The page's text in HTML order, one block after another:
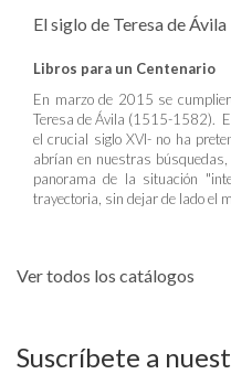
El siglo de Teresa de Ávila
Libros para un Centenario
En marzo de 2015 se
Teresa de Ávila (1515-1582).
el crucial siglo XVI- no ha
abrían en nuestras
panorama de la situación
trayectoria, sin dejar de lado el
Ver todos los catálogos
Suscríbete a